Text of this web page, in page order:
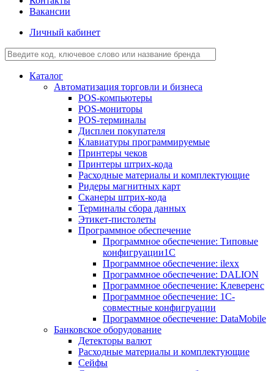
Вакансии
Личный кабинет
Каталог
Автоматизация торговли и бизнеса
POS-компьютеры
POS-мониторы
POS-терминалы
Дисплеи покупателя
Клавиатуры программируемые
Принтеры чеков
Принтеры штрих-кода
Расходные материалы и комплектующие
Ридеры магнитных карт
Сканеры штрих-кода
Терминалы сбора данных
Этикет-пистолеты
Программное обеспечение
Программное обеспечение: Типовые
конфигруации1С
Программное обеспечение: ilexx
Программное обеспечение: DALION
Программное обеспечение: Клеверенс
Программное обеспечение: 1С-
совместные конфигруации
Программное обеспечение: DataMobile
Банковское оборудование
Детекторы валют
Расходные материалы и комплектующие
Сейфы